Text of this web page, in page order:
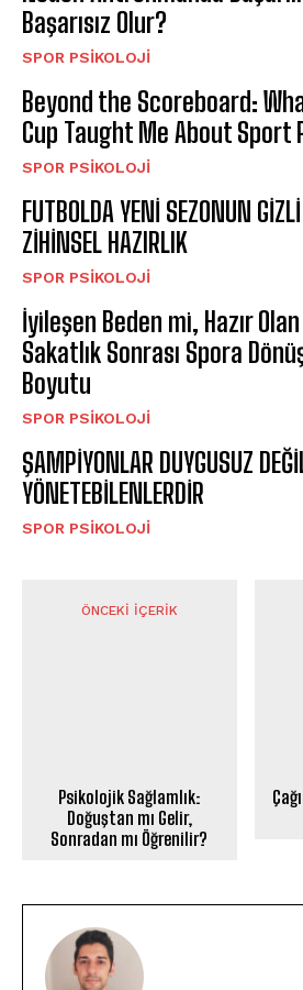
Başarısız Olur?
SPOR PSIKOLOJI
Beyond the Scoreboard:
Cup Taught Me About Sport
SPOR PSIKOLOJI
FUTBOLDA YENİ SEZONUN
ZİHİNSEL HAZIRLIK
SPOR PSIKOLOJI
İyileşen Beden mi, Hazır
Sakatlık Sonrası Spora
Boyutu
SPOR PSIKOLOJI
ŞAMPİYONLAR DUYGUSUZ
YÖNETEBİLENLERDİR
SPOR PSIKOLOJI
ÖNCEKI İÇERIK
Psikolojik Sağlamlık:
Doğuştan mı Gelir,
Sonradan mı Öğrenilir?